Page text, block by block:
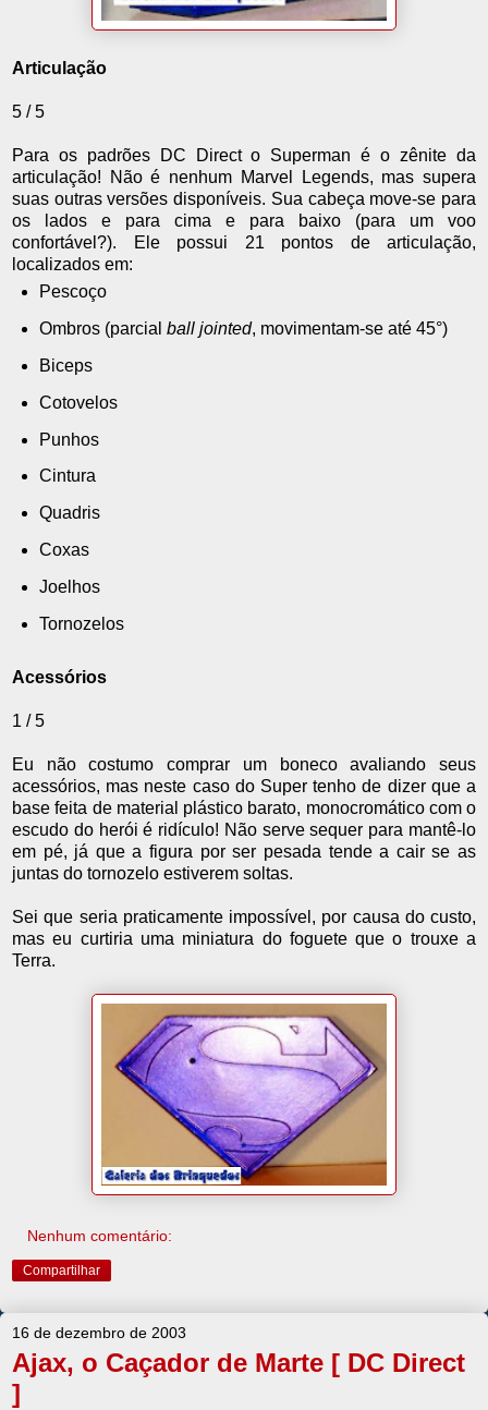
Articulação
5 / 5
Para os padrões DC Direct o Superman é o zênite da
articulação! Não é nenhum Marvel Legends, mas supera
suas outras versões disponíveis. Sua cabeça move-se para
os lados e para cima e para baixo (para um voo
confortável?). Ele possui 21 pontos de articulação,
localizados em:
Pescoço
Ombros (parcial ball jointed, movimentam-se até 45°)
Biceps
Cotovelos
Punhos
Cintura
Quadris
Coxas
Joelhos
Tornozelos
Acessórios
1 / 5
Eu não costumo comprar um boneco avaliando seus
acessórios, mas neste caso do Super tenho de dizer que a
base feita de material plástico barato, monocromático com o
escudo do herói é ridículo! Não serve sequer para mantê-lo
em pé, já que a figura por ser pesada tende a cair se as
juntas do tornozelo estiverem soltas.
Sei que seria praticamente impossível, por causa do custo,
mas eu curtiria uma miniatura do foguete que o trouxe a
Terra.
Nenhum comentário:
Compartilhar
16 de dezembro de 2003
Ajax, o Caçador de Marte [ DC Direct
]